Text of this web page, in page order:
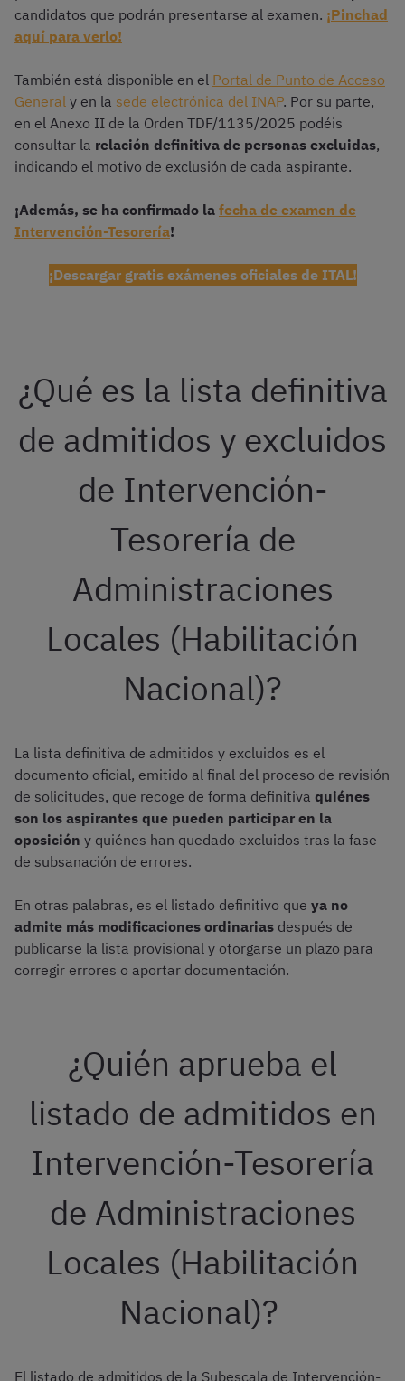
candidatos que podrán presentarse al examen. ¡Pinchad
aquí para verlo!
También está disponible en el Portal de Punto de Acceso
General y en la sede electrónica del INAP. Por su parte,
en el Anexo II de la Orden TDF/1135/2025 podéis
consultar la relación definitiva de personas excluidas,
indicando el motivo de exclusión de cada aspirante.
¡Además, se ha confirmado la fecha de examen de
Intervención-Tesorería!
¡Descargar gratis exámenes oficiales de ITAL!
¿Qué es la lista definitiva
de admitidos y excluidos
de Intervención-
Tesorería de
Administraciones
Locales (Habilitación
Nacional)?
La lista definitiva de admitidos y excluidos es el
documento oficial, emitido al final del proceso de revisión
de solicitudes, que recoge de forma definitiva quiénes
son los aspirantes que pueden participar en la
oposición y quiénes han quedado excluidos tras la fase
de subsanación de errores.
En otras palabras, es el listado definitivo que ya no
admite más modificaciones ordinarias después de
publicarse la lista provisional y otorgarse un plazo para
corregir errores o aportar documentación.
¿Quién aprueba el
listado de admitidos en
Intervención-Tesorería
de Administraciones
Locales (Habilitación
Nacional)?
El listado de admitidos de la Subescala de Intervención-